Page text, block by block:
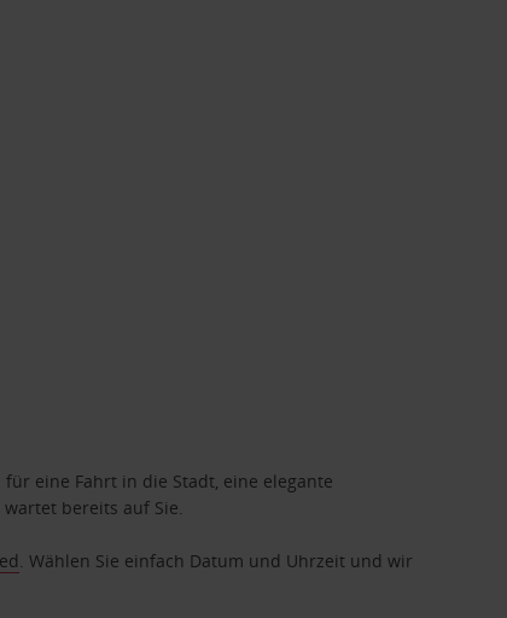
eine Fahrt in die Stadt, eine elegante
bereits auf Sie.
. Wählen Sie einfach Datum und Uhrzeit und wir